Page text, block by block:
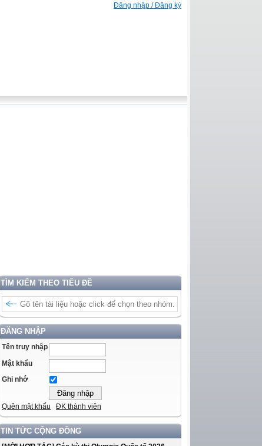
Đăng nhập / Đăng ký
TÌM KIẾM THEO TIÊU ĐỀ
ĐĂNG NHẬP
Tên truy nhập
Mật khẩu
Ghi nhớ
Quên mật khẩu ĐK thành viên
TIN TỨC CỘNG ĐỒNG